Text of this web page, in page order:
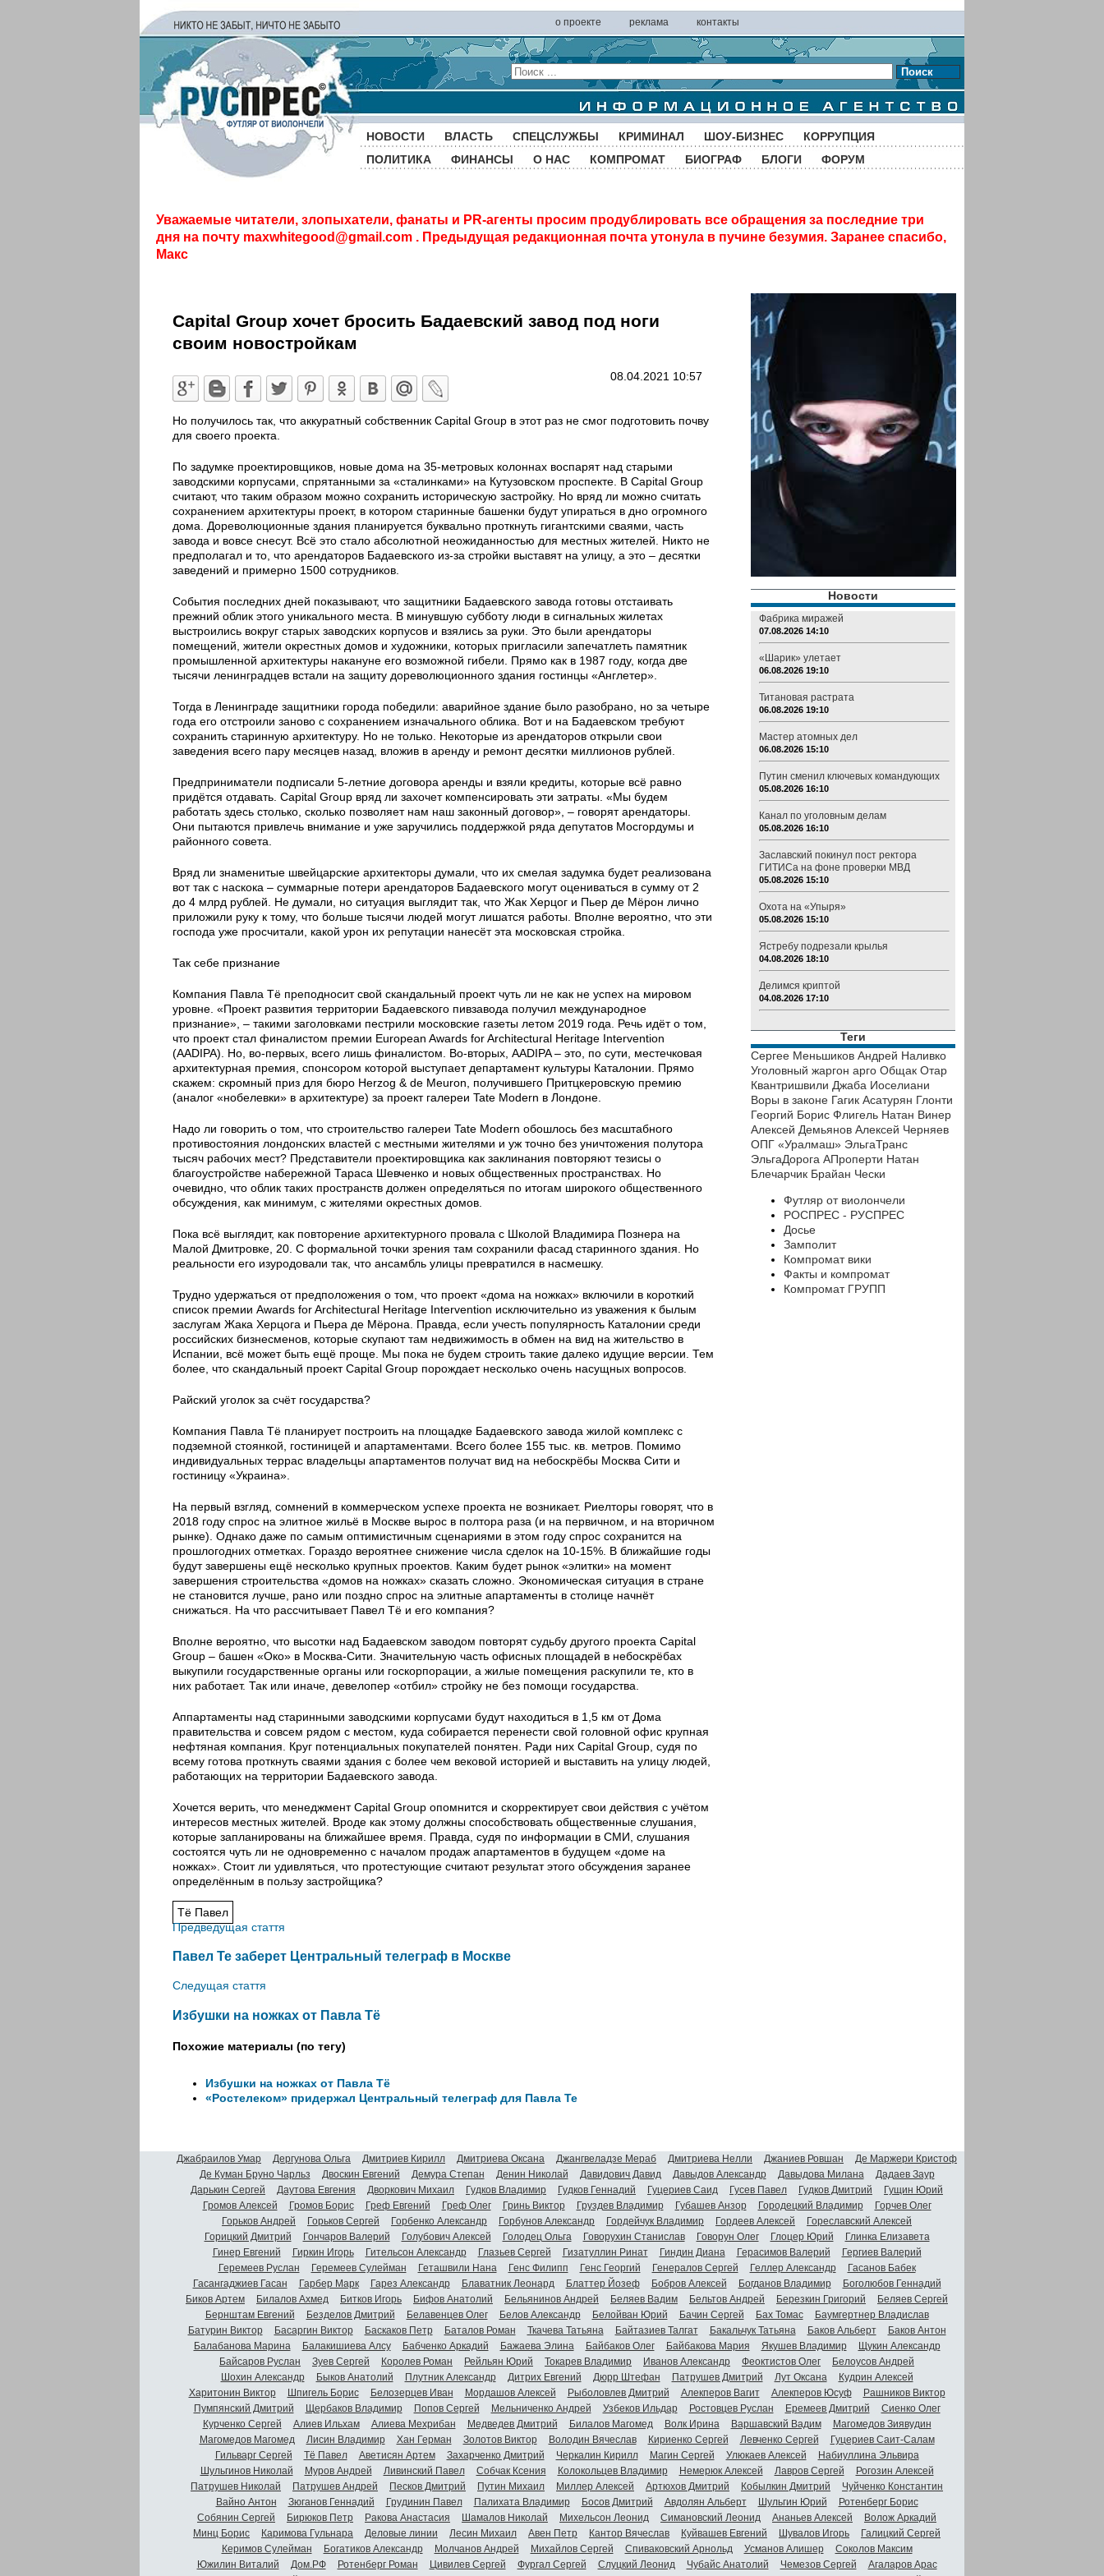
о проекте реклама контакты
Поиск
НОВОСТИ ВЛАСТЬ СПЕЦСЛУЖБЫ КРИМИНАЛ ШОУ-БИЗНЕС
КОРРУПЦИЯ
ПОЛИТИКА
ФИНАНСЫ О НАС КОМПРОМАТ БИОГРАФ БЛОГИ ФОРУМ
Уважаемые читатели, злопыхатели, фанаты и PR-агенты просим продублировать все обращения за последние три
дня на почту maxwhitegood@gmail.com . Предыдущая редакционная почта утонула в пучине безумия. Заранее спасибо,
Макс
Capital Group хочет бросить Бадаевский завод под ноги
своим новостройкам
08.04.2021 10:57
Но получилось так, что аккуратный собственник Capital Group в этот раз не смог подготовить почву
для своего проекта.
По задумке проектировщиков, новые дома на 35-метровых колоннах воспарят над старыми
заводскими корпусами, спрятанными за «сталинками» на Кутузовском проспекте. В Capital Group
считают, что таким образом можно сохранить историческую застройку. Но вряд ли можно считать
сохранением архитектуры проект, в котором старинные башенки будут упираться в дно огромного
дома. Дореволюционные здания планируется буквально проткнуть гигантскими сваями, часть
завода и вовсе снесут. Всё это стало абсолютной неожиданностью для местных жителей. Никто не
предполагал и то, что арендаторов Бадаевского из-за стройки выставят на улицу, а это – десятки
заведений и примерно 1500 сотрудников.
События последних дней показывают, что защитники Бадаевского завода готовы отстаивать
прежний облик этого уникального места. В минувшую субботу люди в сигнальных жилетах
выстроились вокруг старых заводских корпусов и взялись за руки. Это были арендаторы
помещений, жители окрестных домов и художники, которых пригласили запечатлеть памятник
промышленной архитектуры накануне его возможной гибели. Прямо как в 1987 году, когда две
тысячи ленинградцев встали на защиту дореволюционного здания гостинцы «Англетер».
Тогда в Ленинграде защитники города победили: аварийное здание было разобрано, но за четыре
года его отстроили заново с сохранением изначального облика. Вот и на Бадаевском требуют
сохранить старинную архитектуру. Но не только. Некоторые из арендаторов открыли свои
заведения всего пару месяцев назад, вложив в аренду и ремонт десятки миллионов рублей.
Предприниматели подписали 5-летние договора аренды и взяли кредиты, которые всё равно
придётся отдавать. Capital Group вряд ли захочет компенсировать эти затраты. «Мы будем
работать здесь столько, сколько позволяет нам наш законный договор», – говорят арендаторы.
Они пытаются привлечь внимание и уже заручились поддержкой ряда депутатов Мосгордумы и
районного совета.
Вряд ли знаменитые швейцарские архитекторы думали, что их смелая задумка будет реализована
вот так с наскока – суммарные потери арендаторов Бадаевского могут оцениваться в сумму от 2
до 4 млрд рублей. Не думали, но ситуация выглядит так, что Жак Херцог и Пьер де Мёрон лично
приложили руку к тому, что больше тысячи людей могут лишатся работы. Вполне вероятно, что эти
господа уже просчитали, какой урон их репутации нанесёт эта московская стройка.
Так себе признание
Компания Павла Тё преподносит свой скандальный проект чуть ли не как не успех на мировом
уровне. «Проект развития территории Бадаевского пивзавода получил международное
признание», – такими заголовками пестрили московские газеты летом 2019 года. Речь идёт о том,
что проект стал финалистом премии European Awards for Architectural Heritage Intervention
(AADIPA). Но, во-первых, всего лишь финалистом. Во-вторых, AADIPA – это, по сути, местечковая
архитектурная премия, спонсором которой выступает департамент культуры Каталонии. Прямо
скажем: скромный приз для бюро Herzog & de Meuron, получившего Притцкеровскую премию
(аналог «нобелевки» в архитектуре) за проект галереи Tate Modern в Лондоне.
Надо ли говорить о том, что строительство галереи Tate Modern обошлось без масштабного
противостояния лондонских властей с местными жителями и уж точно без уничтожения полутора
тысяч рабочих мест? Представители проектировщика как заклинания повторяют тезисы о
благоустройстве набережной Тараса Шевченко и новых общественных пространствах. Но
очевидно, что облик таких пространств должен определяться по итогам широкого общественного
обсуждения, как минимум, с жителями окрестных домов.
Пока всё выглядит, как повторение архитектурного провала с Школой Владимира Познера на
Малой Дмитровке, 20. С формальной точки зрения там сохранили фасад старинного здания. Но
реальности его изуродовали так, что ансамбль улицы превратился в насмешку.
Трудно удержаться от предположения о том, что проект «дома на ножках» включили в короткий
список премии Awards for Architectural Heritage Intervention исключительно из уважения к былым
заслугам Жака Херцога и Пьера де Мёрона. Правда, если учесть популярность Каталонии среди
российских бизнесменов, которые скупают там недвижимость в обмен на вид на жительство в
Испании, всё может быть ещё проще. Мы пока не будем строить такие далеко идущие версии. Тем
более, что скандальный проект Capital Group порождает несколько очень насущных вопросов.
Райский уголок за счёт государства?
Компания Павла Тё планирует построить на площадке Бадаевского завода жилой комплекс с
подземной стоянкой, гостиницей и апартаментами. Всего более 155 тыс. кв. метров. Помимо
индивидуальных террас владельцы апартаментов получат вид на небоскрёбы Москва Сити и
гостиницу «Украина».
На первый взгляд, сомнений в коммерческом успехе проекта не возникает. Риелторы говорят, что в
2018 году спрос на элитное жильё в Москве вырос в полтора раза (и на первичном, и на вторичном
рынке). Однако даже по самым оптимистичным сценариями в этом году спрос сохранится на
прошлогодних отметках. Гораздо вероятнее снижение числа сделок на 10-15%. В ближайшие годы
будут завершены ещё несколько крупных проектов. Каким будет рынок «элитки» на момент
завершения строительства «домов на ножках» сказать сложно. Экономическая ситуация в стране
не становится лучше, рано или поздно спрос на элитные апартаменты в столице начнёт
снижаться. На что рассчитывает Павел Тё и его компания?
Вполне вероятно, что высотки над Бадаевском заводом повторят судьбу другого проекта Capital
Group – башен «Око» в Москва-Сити. Значительную часть офисных площадей в небоскрёбах
выкупили государственные органы или госкорпорации, а жилые помещения раскупили те, кто в
них работает. Так или иначе, девелопер «отбил» стройку не без помощи государства.
Аппартаменты над старинными заводскими корпусами будут находиться в 1,5 км от Дома
правительства и совсем рядом с местом, куда собирается перенести свой головной офис крупная
нефтяная компания. Круг потенциальных покупателей понятен. Ради них Capital Group, судя по
всему готова проткнуть сваями здания с более чем вековой историей и выставить на улицу людей,
работающих на территории Бадаевского завода.
Хочется верить, что менеджмент Capital Group опомнится и скорректирует свои действия с учётом
интересов местных жителей. Вроде как этому должны способствовать общественные слушания,
которые запланированы на ближайшее время. Правда, судя по информации в СМИ, слушания
состоятся чуть ли не одновременно с началом продаж апартаментов в будущем «доме на
ножках». Стоит ли удивляться, что протестующие считают результат этого обсуждения заранее
определённым в пользу застройщика?
Тё Павел
Предведущая стаття
Павел Те заберет Центральный телеграф в Москве
Следущая стаття
Избушки на ножках от Павла Тё
Похожие материалы (по тегу)
Избушки на ножках от Павла Тё
«Ростелеком» придержал Центральный телеграф для Павла Те
Новости
Фабрика миражей
07.08.2026 14:10
«Шарик» улетает
06.08.2026 19:10
Титановая растрата
06.08.2026 19:10
Мастер атомных дел
06.08.2026 15:10
Путин сменил ключевых командующих
05.08.2026 16:10
Канал по уголовным делам
05.08.2026 16:10
Заславский покинул пост ректора
ГИТИСа на фоне проверки МВД
05.08.2026 15:10
Охота на «Упыря»
05.08.2026 15:10
Ястребу подрезали крылья
04.08.2026 18:10
Делимся криптой
04.08.2026 17:10
Теги
Сергее Меньшиков Андрей Наливко
Уголовный жаргон арго Общак Отар
Квантришвили Джаба Иоселиани
Воры в законе Гагик Асатурян Глонти
Георгий Борис Флигель Натан Винер
Алексей Демьянов Алексей Черняев
ОПГ «Уралмаш» ЭльгаТранс
ЭльгаДорога АПроперти Натан
Блечарчик Брайан Чески
Футляр от виолончели
РОСПРЕС - РУСПРЕС
Досье
Замполит
Компромат вики
Факты и компромат
Компромат ГРУПП
Джабраилов Умар Дергунова Ольга Дмитриев Кирилл Дмитриева Оксана Джангвеладзе Мераб Дмитриева Нелли Джаниев Ровшан
Де Маржери Кристоф
Де Куман Бруно Чарльз
Двоскин Евгений Демура Степан Денин Николай Давидович Давид Давыдов Александр Давыдова Милана
Дадаев Заур
Дарькин Сергей
Даутова Евгения Дворкович Михаил Гудков Владимир Гудков Геннадий Гуцериев Саид Гусев Павел Гудков Дмитрий
Гущин Юрий
Громов Алексей
Громов Борис Греф Евгений Греф Олег Гринь Виктор Груздев Владимир Губашев Анзор Городецкий Владимир
Горчев Олег
Горьков Андрей
Горьков Сергей Горбенко Александр Горбунов Александр Гордейчук Владимир Гордеев Алексей
Гореславский Алексей
Горицкий Дмитрий
Гончаров Валерий Голубович Алексей Голодец Ольга Говорухин Станислав Говорун Олег Глоцер Юрий
Глинка Елизавета
Гинер Евгений
Гиркин Игорь Гительсон Александр Глазьев Сергей Гизатуллин Ринат Гиндин Диана Герасимов Валерий
Гергиев Валерий
Геремеев Руслан
Геремеев Сулейман Геташвили Нана Генс Филипп Генс Георгий Генералов Сергей Геллер Александр
Гасанов Бабек
Гасангаджиев Гасан
Гарбер Марк Гарез Александр Блаватник Леонард Блаттер Йозеф Бобров Алексей Богданов Владимир
Боголюбов Геннадий
Биков Артем
Билалов Ахмед Битков Игорь Бифов Анатолий Бельянинов Андрей Беляев Вадим Бельтов Андрей Березкин Григорий
Беляев Сергей
Бернштам Евгений
Безделов Дмитрий Белавенцев Олег Белов Александр Белойван Юрий Бачин Сергей Бах Томас
Баумгертнер Владислав
Батурин Виктор
Басаргин Виктор Баскаков Петр Баталов Роман Ткачева Татьяна Байтазиев Талгат Бакальчук Татьяна Баков Альберт
Баков Антон
Балабанова Марина
Балакишиева Алсу Бабченко Аркадий Бажаева Элина Байбаков Олег Байбакова Мария Якушев Владимир
Щукин Александр
Байсаров Руслан
Зуев Сергей Королев Роман Рейльян Юрий Токарев Владимир Иванов Александр Феоктистов Олег
Белоусов Андрей
Шохин Александр
Быков Анатолий Плутник Александр Дитрих Евгений Дюрр Штефан Патрушев Дмитрий Лут Оксана
Кудрин Алексей
Харитонин Виктор
Шпигель Борис Белозерцев Иван Мордашов Алексей Рыболовлев Дмитрий Алекперов Вагит Алекперов Юсуф
Рашников Виктор
Пумпянский Дмитрий
Щербаков Владимир Попов Сергей Мельниченко Андрей Узбеков Ильдар Ростовцев Руслан Еремеев Дмитрий
Сиенко Олег
Курченко Сергей
Алиев Ильхам Алиева Мехрибан Медведев Дмитрий Билалов Магомед Волк Ирина Варшавский Вадим
Магомедов Зиявудин
Магомедов Магомед
Лисин Владимир Хан Герман Золотов Виктор Володин Вячеслав Кириенко Сергей Левченко Сергей
Гуцериев Саит-Салам
Гильварг Сергей
Тё Павел Аветисян Артем Захарченко Дмитрий Черкалин Кирилл Магин Сергей Улюкаев Алексей
Набиуллина Эльвира
Шульгинов Николай
Муров Андрей Ливинский Павел Собчак Ксения Колокольцев Владимир Немерюк Алексей Лавров Сергей
Рогозин Алексей
Патрушев Николай
Патрушев Андрей Песков Дмитрий Путин Михаил Миллер Алексей Артюхов Дмитрий Кобылкин Дмитрий
Чуйченко Константин
Вайно Антон
Зюганов Геннадий Грудинин Павел Палихата Владимир Босов Дмитрий Авдолян Альберт Шульгин Юрий
Ротенберг Борис
Собянин Сергей
Бирюков Петр Ракова Анастасия Шамалов Николай Михельсон Леонид Симановский Леонид Ананьев Алексей
Волож Аркадий
Минц Борис
Каримова Гульнара Деловые линии Лесин Михаил Авен Петр Кантор Вячеслав Куйвашев Евгений Шувалов Игорь
Галицкий Сергей
Керимов Сулейман
Богатиков Александр Молчанов Андрей Михайлов Сергей Спиваковский Арнольд Усманов Алишер
Соколов Максим
Южилин Виталий
Дом.РФ Ротенберг Роман Цивилев Сергей Фургал Сергей Слуцкий Леонид Чубайс Анатолий Чемезов Сергей
Агаларов Арас